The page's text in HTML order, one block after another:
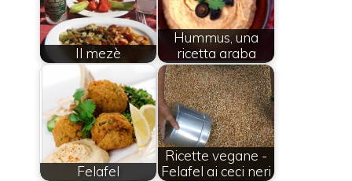
Il mezè
Hummus, una
ricetta araba
Felafel
Ricette vegane -
Felafel ai ceci neri